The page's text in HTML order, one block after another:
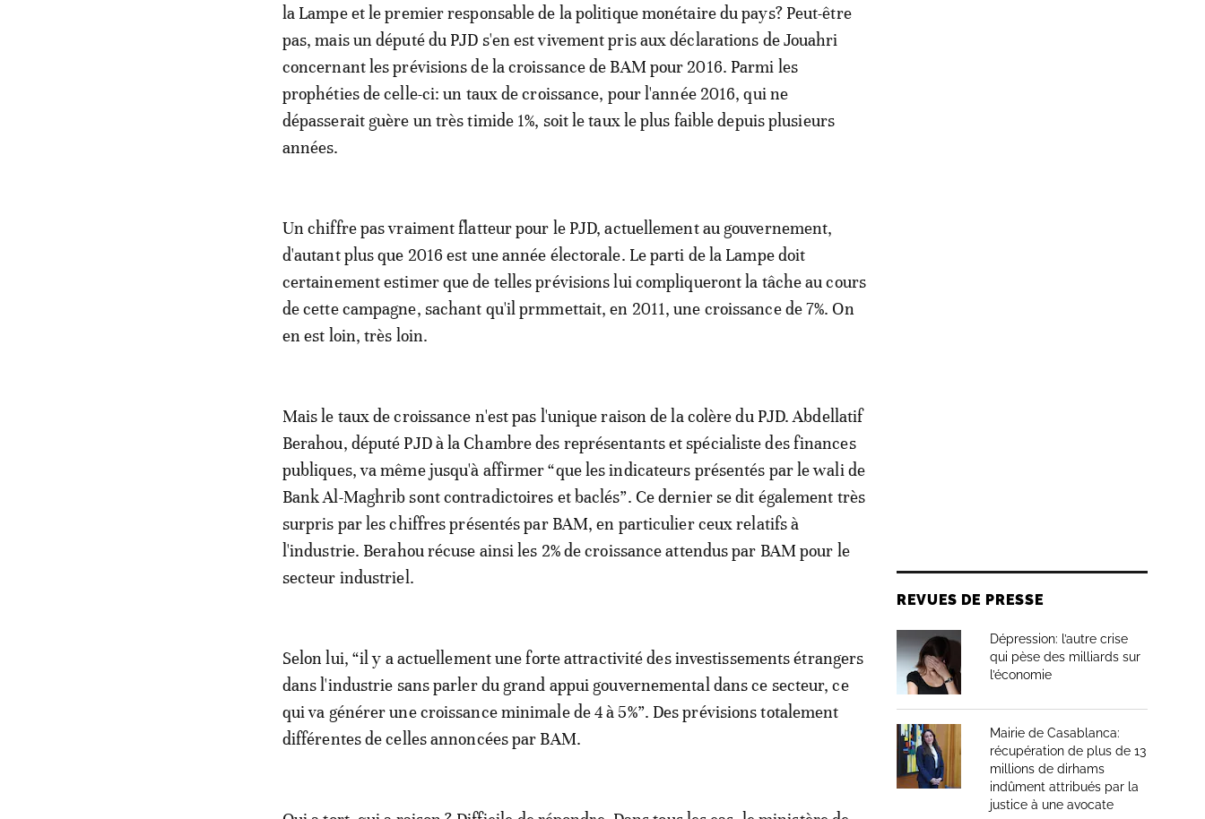
la Lampe et le premier responsable de la politique monétaire du pays? Peut-être
pas, mais un député du PJD s'en est vivement pris aux déclarations de Jouahri
concernant les prévisions de la croissance de BAM pour 2016. Parmi les
prophéties de celle-ci: un taux de croissance, pour l'année 2016, qui ne
dépasserait guère un très timide 1%, soit le taux le plus faible depuis plusieurs
années.
Un chiffre pas vraiment flatteur pour le PJD, actuellement au gouvernement,
d'autant plus que 2016 est une année électorale. Le parti de la Lampe doit
certainement estimer que de telles prévisions lui compliqueront la tâche au cours
de cette campagne, sachant qu'il prmmettait, en 2011, une croissance de 7%. On
en est loin, très loin.
Mais le taux de croissance n'est pas l'unique raison de la colère du PJD. Abdellatif
Berahou, député PJD à la Chambre des représentants et spécialiste des finances
publiques, va même jusqu'à affirmer “que les indicateurs présentés par le wali de
Bank Al-Maghrib sont contradictoires et baclés”. Ce dernier se dit également très
surpris par les chiffres présentés par BAM, en particulier ceux relatifs à
l'industrie. Berahou récuse ainsi les 2% de croissance attendus par BAM pour le
secteur industriel.
Selon lui, “il y a actuellement une forte attractivité des investissements étrangers
dans l'industrie sans parler du grand appui gouvernemental dans ce secteur, ce
qui va générer une croissance minimale de 4 à 5%”. Des prévisions totalement
différentes de celles annoncées par BAM.
REVUES DE PRESSE
Dépression: l’autre crise
qui pèse des milliards sur
l’économie
Mairie de Casablanca:
récupération de plus de 13
millions de dirhams
indûment attribués par la
justice à une avocate